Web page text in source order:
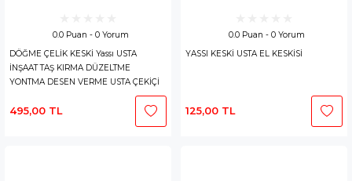
0.0 Puan - 0 Yorum
DÖĞME ÇELİK KESKİ Yassı USTA
İNŞAAT TAŞ KIRMA DÜZELTME
YONTMA DESEN VERME USTA ÇEKİÇİ
495,00 TL
0.0 Puan - 0 Yorum
YASSI KESKİ USTA EL KESKİSİ
125,00 TL